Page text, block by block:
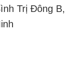
Trị Đông B,